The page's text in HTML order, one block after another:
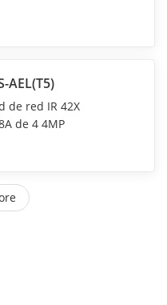
AEL(T5)
de red IR 42X
de 4 4MP